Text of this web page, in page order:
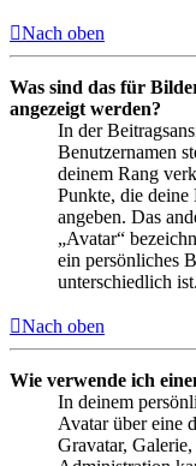
Nach oben
Was sind das für
angezeigt werden?
In der
Benutzernamen
deinem Rang
Punkte, die deine
angeben. Das
„Avatar“
ein persönliches
unterschiedlich ist.
Nach oben
Wie verwende ich
In deinem
Avatar über eine
Gravatar,